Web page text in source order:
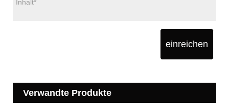
einreichen
Verwandte Produkte